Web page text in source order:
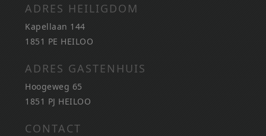
ADRES HEILIGDOM
Kapellaan 144
1851 PE HEILOO
ADRES GASTENHUIS
Hoogeweg 65
1851 PJ HEILOO
CONTACT